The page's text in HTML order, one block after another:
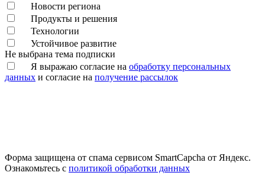
Новости региона
Продукты и решения
Технологии
Устойчивое развитие
Не выбрана тема подписки
Я выражаю согласие на обработку персональных
данных и согласие на получение рассылок
Форма защищена от спама сервисом SmartCapcha от Яндекс.
Ознакомьтесь с политикой обработки данных